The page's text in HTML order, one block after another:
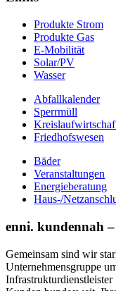
Produkte Strom
Produkte Gas
E-Mobilität
Solar/PV
Wasser
Abfallkalender
Sperrmüll
Friedhofswesen
Bäder
Veranstaltungen
Energieberatung
Haus-/
enni. kundennah
Gemeinsam sind wir
Unternehmensgruppe